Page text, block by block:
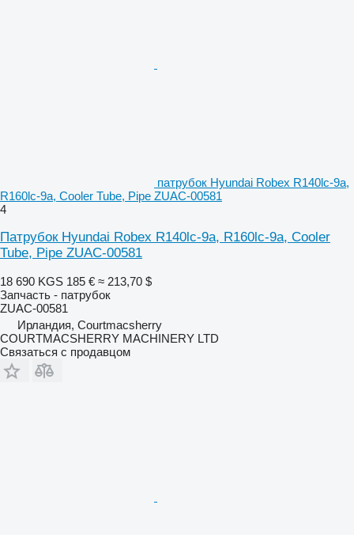
патрубок Hyundai Robex R140lc-9a,
R160lc-9a, Cooler Tube, Pipe ZUAC-00581
4
Патрубок Hyundai Robex R140lc-9a, R160lc-9a, Cooler
Tube, Pipe ZUAC-00581
18 690 KGS 185 € ≈ 213,70 $
Запчасть - патрубок
ZUAC-00581
Ирландия, Courtmacsherry
COURTMACSHERRY MACHINERY LTD
Связаться с продавцом